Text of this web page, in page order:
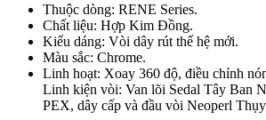
Thuộc dòng: RENE Series.
Chất liệu: Hợp Kim Đồng.
Kiểu dáng: Vòi dây rút thế hệ mới.
Màu sắc: Chrome.
Linh hoạt: Xoay 360 độ, điều chỉnh
Linh kiện vòi: Van lõi Sedal Tây Ban
PEX, dây cấp và đầu vòi Neoperl